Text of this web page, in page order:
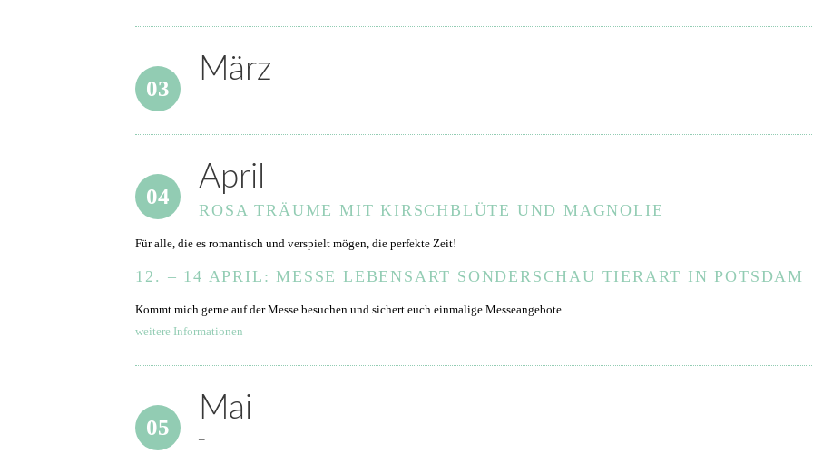
03
März
–
04
April
ROSA TRÄUME MIT KIRSCHBLÜTE UND MAGNOLIE
Für alle, die es romantisch und verspielt mögen, die perfekte Zeit!
12. – 14 APRIL:MESSE LEBENSART SONDERSCHAU TIERART IN POTSDAM
Kommt mich gerne auf der Messe besuchen und sichert euch einmalige Messeangebote.
weitere Informationen
05
Mai
–